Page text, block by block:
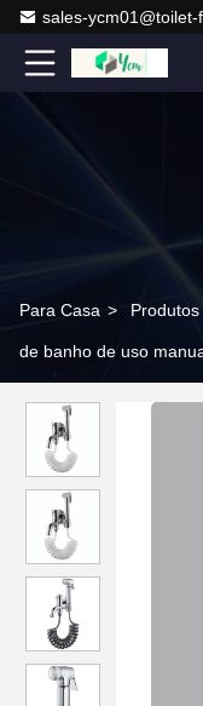
sales-ycm01@toilet-
Para Casa > Produtos
de banho de uso
manual